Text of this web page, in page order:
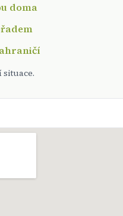
doma
situace.